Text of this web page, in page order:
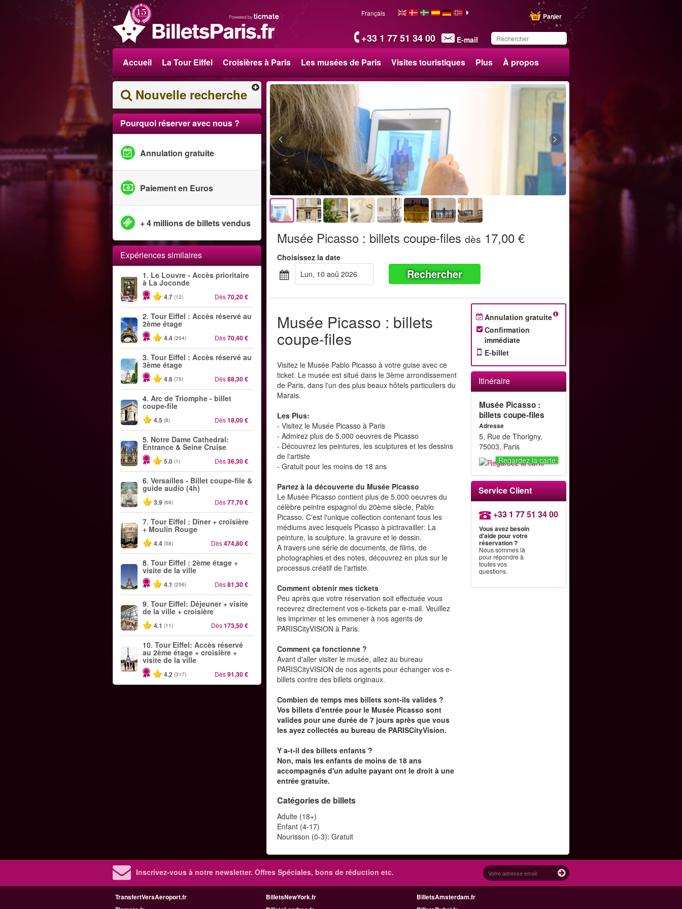
+33 1 77 51 34 00 E-mail
Panier
Français
Accueil La Tour Eiffel Croisières à Paris Les musées de Paris Visites touristiques Plus À propos
Ce produit a été
Nouvelle recherche
Pourquoi réserver avec nous ?
Annulation gratuite
Paiement en Euros
+ 4 millions de billets vendus
Expériences similaires
1. Le Louvre - Accès prioritaire
à La Joconde
4.7 (12) Dès70,20 €
2. Tour Eiffel : Accès réservé au
2ème étage
4.4 (264) Dès70,40 €
3. Tour Eiffel : Accès réservé au
3ème étage
4.6 (75) Dès88,30 €
4. Arc de Triomphe - billet
coupe-file
4.5 (8) Dès18,00 €
5. Notre Dame Cathedral:
Entrance & Seine Cruise
5.0 (1) Dès36,30 €
6. Versailles - Billet coupe-file &
guide audio (4h)
3.9 (66) Dès77,70 €
7. Tour Eiffel : Dîner + croisière
+ Moulin Rouge
4.4 (58) Dès474,80 €
8. Tour Eiffel : 2ème étage +
visite de la ville
4.1 (256) Dès81,30 €
9. Tour Eiffel: Déjeuner + visite
de la ville + croisière
4.1 (11) Dès173,50 €
10. Tour Eiffel: Accès réservé
au 2ème étage + croisière +
visite de la ville
4.2 (317) Dès91,30 €
Musée Picasso : billets coupe-files dès 17,00 €
Choisissez la date
lun, 10 aoû 2026
Rechercher
Musée Picasso : billets
coupe-files
Visitez le Musée Pablo Picasso à votre guise avec ce
ticket. Le musée est situé dans le 3ème arrondissement
de Paris, dans l'un des plus beaux hôtels particuliers du
Marais.
Les Plus:
- Visitez le Musée Picasso à Paris
- Admirez plus de 5,000 oeuvres de Picasso
- Découvrez les peintures, les sculptures et les dessins
de l'artiste
- Gratuit pour les moins de 18 ans
Partez à la découverte du Musée Picasso
Le Musée Picasso contient plus de 5,000 oeuvres du
célèbre peintre espagnol du 20ème siècle, Pablo
Picasso. C'est l'unique collection contenant tous les
médiums avec lesquels Picasso à pictravailler: La
peinture, la sculpture, la gravure et le dessin.
A travers une série de documents, de films, de
photographies et des notes, découvrez en plus sur le
processus créatif de l'artiste.
Comment obtenir mes tickets
Peu après que votre réservation soit effectuée vous
recevrez directement vos e-tickets par e-mail. Veuillez
les imprimer et les emmener à nos agents de
PARISCityVISION à Paris.
Comment ça fonctionne ?
Avant d'aller visiter le musée, allez au bureau
PARISCityVISION de nos agents pour échanger vos e-
billets contre des billets originaux.
Combien de temps mes billets sont-ils valides ?
Vos billets d'entrée pour le Musée Picasso sont
valides pour une durée de 7 jours après que vous
les ayez collectés au bureau de PARISCityVision.
Y a-t-il des billets enfants ?
Non, mais les enfants de moins de 18 ans
accompagnés d'un adulte payant ont le droit à une
entrée gratuite.
Catégories de billets
Adulte (18+)
Enfant (4-17)
Nourisson (0-3): Gratuit
Annulation gratuite
Confirmation
immédiate
E-billet
Itinéraire
Musée Picasso :
billets coupe-files
Adresse
5, Rue de Thorigny,
75003, Paris
Regardez la carte
Service Client
+33 1 77 51 34 00
Vous avez besoin
d'aide pour votre
réservation ?
Nous sommes là
pour répondre à
toutes vos
questions.
Inscrivez-vous à notre newsletter. Offres Spéciales, bons de réduction etc.
TransfertVersAeroport.fr BilletsNewYork.fr
BilletsAmsterdam.fr